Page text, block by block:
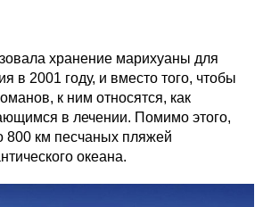
хранение марихуаны для
в 2001 году, и вместо того, чтобы
к ним относятся, как
в лечении. Помимо этого,
800 км песчаных пляжей
океана.